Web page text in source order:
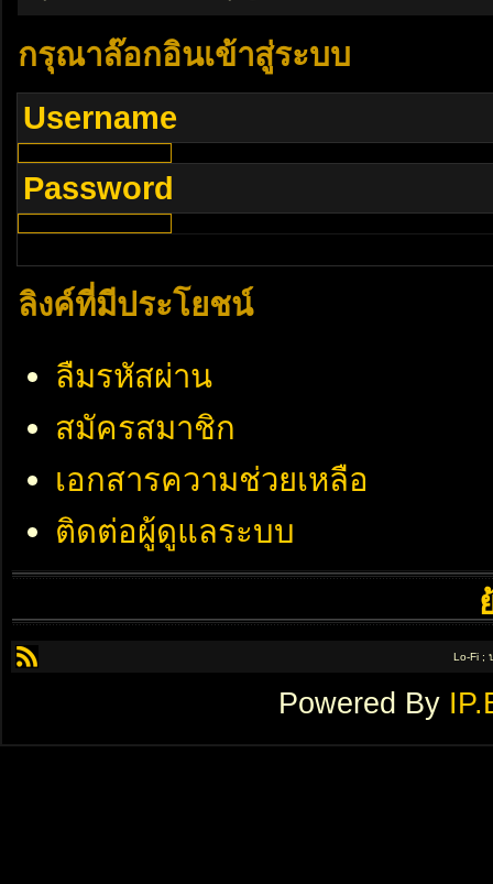
กรุณาล๊อกอินเข้าสู่ระบบ
Username
Password
ลิงค์ที่มีประโยชน์
ลืมรหัสผ่าน
สมัครสมาชิก
เอกสารความช่วยเหลือ
ติดต่อผู้ดูแลระบบ
Lo-Fi ;
Powered By